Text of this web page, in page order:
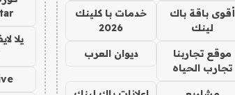
أقوى باقة باك
لينك
خدمات با كلينك
2026
موقع تجاربنا
تجارب الحياه
ديوان العرب